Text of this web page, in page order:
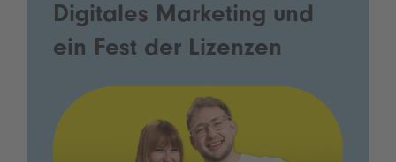
Digitales Marketing und
ein Fest der Lizenzen